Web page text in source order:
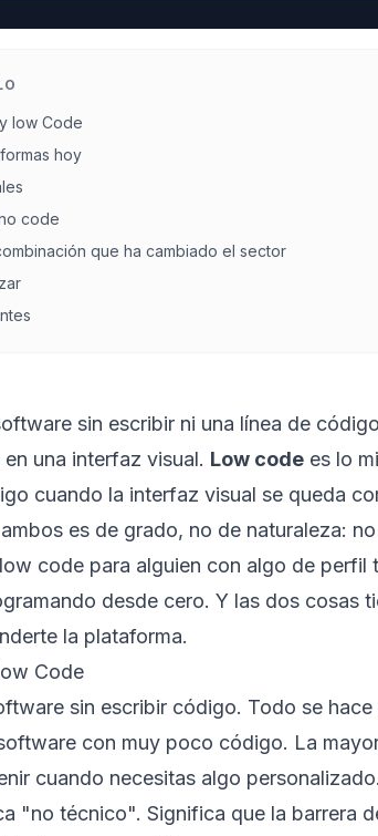
low Code
hoy
code
que ha cambiado el sector
sin escribir ni una línea de
una interfaz visual. Low code es lo
cuando la interfaz visual se queda
es de grado, no de naturaleza:
code para alguien con algo de perfil
desde cero. Y las dos cosas
la plataforma.
Code
sin escribir código. Todo se
con muy poco código. La
cuando necesitas algo personalizado.
"no técnico". Significa que la barrera